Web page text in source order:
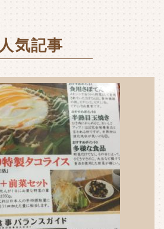
人気記事